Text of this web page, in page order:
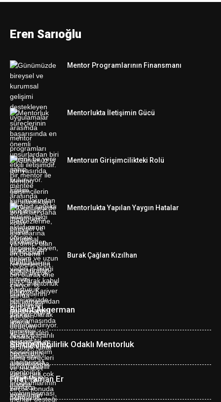
Eren Sarıoğlu
Mentor Programlarının Finansmanı
Mentorlukta İletişimin Gücü
Mentorun Girişimcilikteki Rolü
Mentorlukta Yapılan Yaygın Hatalar
Burak Çağlan Kızılhan
Bülent Akgerman
Sürdürülebilirlik Odaklı Mentorluk
Fırat Yaman Er